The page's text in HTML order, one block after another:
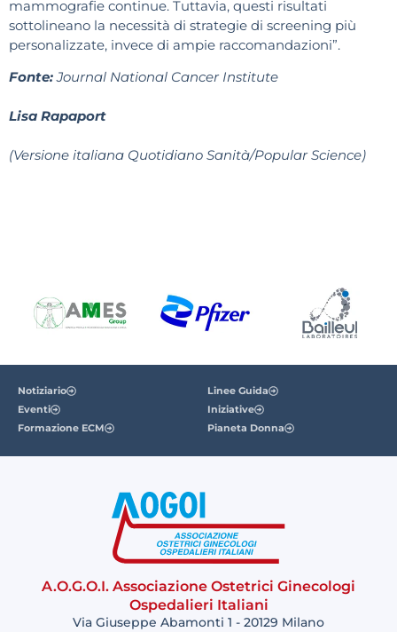
mammografie continue. Tuttavia, questi risultati
sottolineano la necessità di strategie di screening più
personalizzate, invece di ampie raccomandazioni”.
Fonte:Journal National Cancer Institute
Lisa Rapaport
(Versione italiana Quotidiano Sanità/Popular Science)
Notiziario
Eventi
Formazione ECM
Linee Guida
Iniziative
Pianeta Donna
A.O.G.O.I. Associazione Ostetrici Ginecologi
Ospedalieri Italiani
Via Giuseppe Abamonti 1 - 20129 Milano